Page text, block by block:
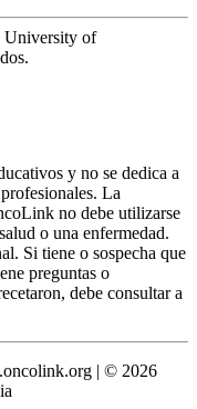
University of
y no se dedica a
La
no debe utilizarse
o una enfermedad.
Si tiene o sospecha que
preguntas o
debe consultar a
| © 2026